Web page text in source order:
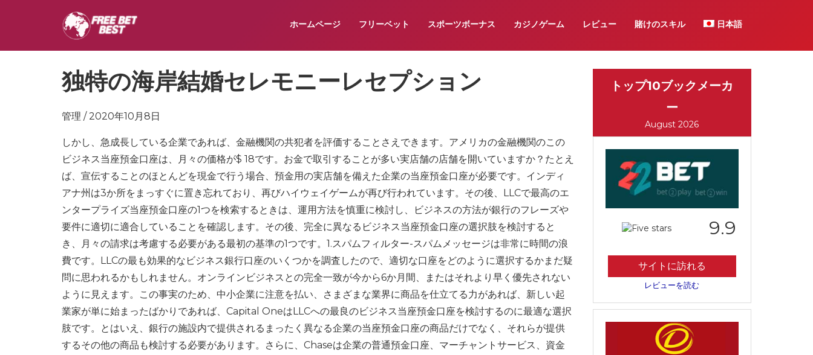
ホームページ フリーベット スポーツボーナス カジノゲーム レビュー 賭けのスキル 日本語
独特の海岸結婚セレモニーレセプション
管理 / 2020年10月8日
しかし、急成長している企業であれば、金融機関の共犯者を評価することさえできます。アメリカの金融機関のこの
ビジネス当座預金口座は、月々の価格が$ 18です。お金で取引することが多い実店舗の店舗を開いていますか？たとえ
ば、宣伝することのほとんどを現金で行う場合、預金用の実店舗を備えた企業の当座預金口座が必要です。インディ
アナ州は3か所をまっすぐに置き忘れており、再びハイウェイゲームが再び行われています。その後、LLCで最高のエ
ンタープライズ当座預金口座の1つを検索するときは、運用方法を慎重に検討し、ビジネスの方法が銀行のフレーズや
要件に適切に適合していることを確認します。その後、完全に異なるビジネス当座預金口座の選択肢を検討すると
き、月々の請求は考慮する必要がある最初の基準の1つです。1.スパムフィルター-スパムメッセージは非常に時間の浪
費です。LLCの最も効果的なビジネス銀行口座のいくつかを調査したので、適切な口座をどのように選択するかまだ疑
問に思われるかもしれません。オンラインビジネスとの完全一致が今から6か月間、またはそれより早く優先されない
ように見えます。この事実のため、中小企業に注意を払い、さまざまな業界に商品を仕立てる力があれば、新しい起
業家が単に始まったばかりであれば、Capital OneはLLCへの最良のビジネス当座預金口座を検討するのに最適な選択
肢です。とはいえ、銀行の施設内で提供されるまったく異なる企業の当座預金口座の商品だけでなく、それらが提供
するその他の商品も検討する必要があります。さらに、Chaseは企業の普通預金口座、マーチャントサービス、資金
トップ10ブックメーカ
ー
August 2026
9.9
サイトに訪れる
レビューを読む